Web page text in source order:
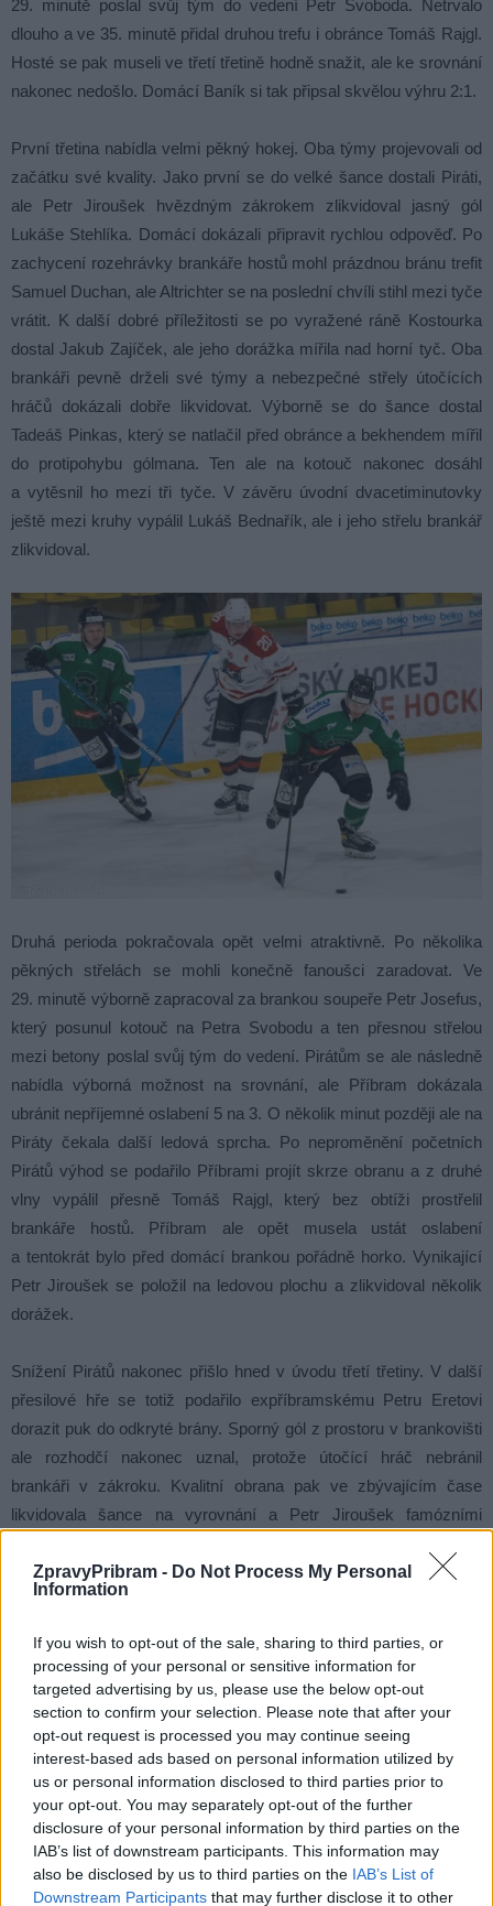
ZpravyPribram - Do Not Process My Personal
Information
If you wish to opt-out of the sale, sharing to third parties, or
processing of your personal or sensitive information for
targeted advertising by us, please use the below opt-out
section to confirm your selection. Please note that after your
opt-out request is processed you may continue seeing
interest-based ads based on personal information utilized by
us or personal information disclosed to third parties prior to
your opt-out. You may separately opt-out of the further
disclosure of your personal information by third parties on the
IAB’s list of downstream participants. This information may
also be disclosed by us to third parties on the IAB’s List of
Downstream Participants that may further disclose it to other
29. minutě poslal svůj tým do vedení Petr Svoboda. Netrvalo
dlouho a ve 35. minutě přidal druhou trefu i obránce Tomáš Rajgl.
Hosté se pak museli ve třetí třetině hodně snažit, ale ke srovnání
nakonec nedošlo. Domácí Baník si tak připsal skvělou výhru 2:1.
První třetina nabídla velmi pěkný hokej. Oba týmy projevovali od
začátku své kvality. Jako první se do velké šance dostali Piráti,
ale Petr Jiroušek hvězdným zákrokem zlikvidoval jasný gól
Lukáše Stehlíka. Domácí dokázali připravit rychlou odpověď. Po
zachycení rozehrávky brankáře hostů mohl prázdnou bránu trefit
Samuel Duchan, ale Altrichter se na poslední chvíli stihl mezi tyče
vrátit. K další dobré příležitosti se po vyražené ráně Kostourka
dostal Jakub Zajíček, ale jeho dorážka mířila nad horní tyč. Oba
brankáři pevně drželi své týmy a nebezpečné střely útočících
hráčů dokázali dobře likvidovat. Výborně se do šance dostal
Tadeáš Pinkas, který se natlačil před obránce a bekhendem mířil
do protipohybu gólmana. Ten ale na kotouč nakonec dosáhl
a vytěsnil ho mezi tři tyče. V závěru úvodní dvacetiminutovky
ještě mezi kruhy vypálil Lukáš Bednařík, ale i jeho střelu brankář
zlikvidoval.
Druhá perioda pokračovala opět velmi atraktivně. Po několika
pěkných střelách se mohli konečně fanoušci zaradovat. Ve
29. minutě výborně zapracoval za brankou soupeře Petr Josefus,
který posunul kotouč na Petra Svobodu a ten přesnou střelou
mezi betony poslal svůj tým do vedení. Pirátům se ale následně
nabídla výborná možnost na srovnání, ale Příbram dokázala
ubránit nepříjemné oslabení 5 na 3. O několik minut později ale na
Piráty čekala další ledová sprcha. Po neproměnění početních
Pirátů výhod se podařilo Příbrami projít skrze obranu a z druhé
vlny vypálil přesně Tomáš Rajgl, který bez obtíži prostřelil
brankáře hostů. Příbram ale opět musela ustát oslabení
a tentokrát bylo před domácí brankou pořádně horko. Vynikající
Petr Jiroušek se položil na ledovou plochu a zlikvidoval několik
dorážek.
Snížení Pirátů nakonec přišlo hned v úvodu třetí třetiny. V další
přesilové hře se totiž podařilo expříbramskému Petru Eretovi
dorazit puk do odkryté brány. Sporný gól z prostoru v brankovišti
ale rozhodčí nakonec uznal, protože útočící hráč nebránil
brankáři v zákroku. Kvalitní obrana pak ve zbývajícím čase
likvidovala šance na vyrovnání a Petr Jiroušek famózními
V závěrečných minutách se pak ještě Piráti připravili o možnost
vyrovnání dvouminutovým trestem Tadeáše Svobody, a Příbram
„My jsme se na takové zápasy těšili. Je to pro nás těžké, ale o to
sladší, že jsme dokázali držet krok s favoritem,“uvedl po zápase
trenér příbramských hokejistů Radek Bělohlav.
Lukáš Holý
Komentáře